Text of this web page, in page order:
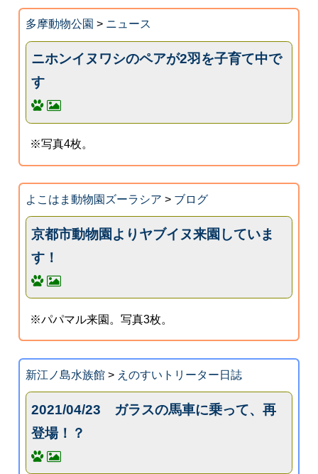
多摩動物公園 > ニュース
ニホンイヌワシのペアが2羽を子育て中で
す
※写真4枚。
よこはま動物園ズーラシア > ブログ
京都市動物園よりヤブイヌ来園していま
す！
※パパマル来園。写真3枚。
新江ノ島水族館> えのすいトリーター日誌
2021/04/23 ガラスの馬車に乗って、再
登場！？